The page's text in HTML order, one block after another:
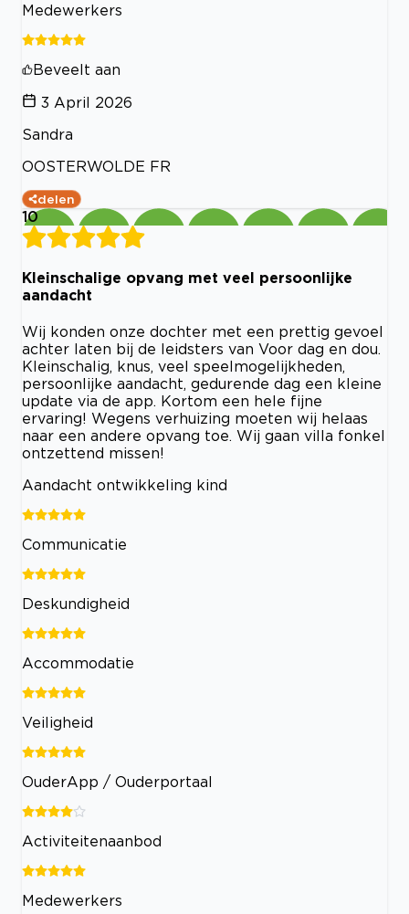
Medewerkers
Beveelt aan
3 April 2026
Sandra
OOSTERWOLDE FR
delen
10
Kleinschalige opvang met veel persoonlijke
aandacht
Wij konden onze dochter met een prettig gevoel
achter laten bij de leidsters van Voor dag en dou.
Kleinschalig, knus, veel speelmogelijkheden,
persoonlijke aandacht, gedurende dag een kleine
update via de app. Kortom een hele fijne
ervaring! Wegens verhuizing moeten wij helaas
naar een andere opvang toe. Wij gaan villa fonkel
ontzettend missen!
Aandacht ontwikkeling kind
Communicatie
Deskundigheid
Accommodatie
Veiligheid
OuderApp / Ouderportaal
Activiteitenaanbod
Medewerkers